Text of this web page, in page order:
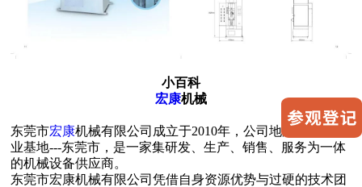
小百科
宏康机械
东莞市宏康机械有限公司成立于2010年，公司地处全球制 造
业基地---东莞市，是一家集研发、生产、销售、服务为一体
的机械设备供应商。
东莞市宏康机械有限公司凭借自身资源优势与过硬的技术团